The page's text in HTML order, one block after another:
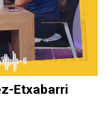
Etxabarri